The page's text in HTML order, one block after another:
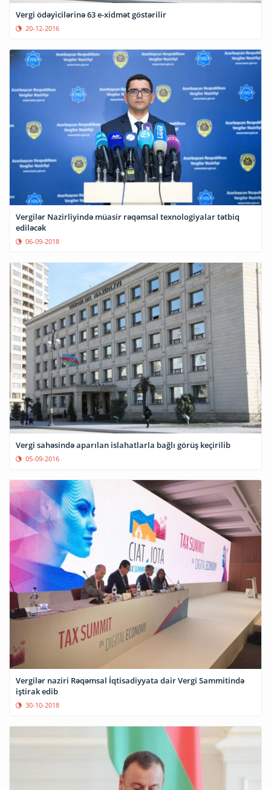
Vergi ödəyicilərinə 63 e-xidmət göstərilir
20-12-2016
Vergilər Nazirliyində müasir rəqəmsal texnologiyalar tətbiq
ediləcək
06-09-2018
Vergi sahəsində aparılan islahatlarla bağlı görüş keçirilib
05-09-2016
Vergilər naziri Rəqəmsal İqtisadiyyata dair Vergi Sammitində
iştirak edib
30-10-2018